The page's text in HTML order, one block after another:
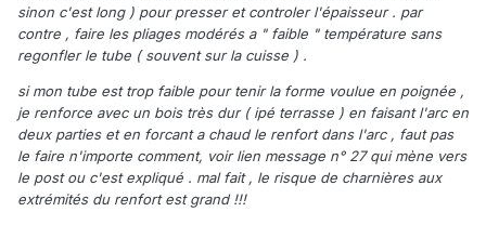
sinon c'est long ) pour presser et controler l'épaisseur . par
contre , faire les pliages modérés a " faible " température sans
regonfler le tube ( souvent sur la cuisse ) .
si mon tube est trop faible pour tenir la forme voulue en poignée ,
je renforce avec un bois très dur ( ipé terrasse ) en faisant l'arc en
deux parties et en forcant a chaud le renfort dans l'arc , faut pas
le faire n'importe comment, voir lien message n° 27 qui mène vers
le post ou c'est expliqué . mal fait , le risque de charnières aux
extrémités du renfort est grand !!!